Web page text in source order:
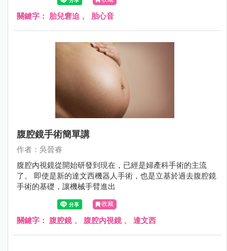
關鍵字： 胎兒窘迫 、 胎心音
腹腔鏡手術簡單講
作者：吳晉睿
腹腔內視鏡從開始研發到現在，已經是婦產科手術的主流
了。 即使是新的達文西機器人手術，也是立基於過去腹腔鏡
手術的基礎，讓機械手臂進出
收藏
關鍵字： 腹腔鏡、 腹腔內視鏡、 達文西